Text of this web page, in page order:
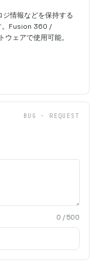
情報などを保持する
。Fusion 360 /
ェアで使用可能。
BUG · REQUEST
0 / 500